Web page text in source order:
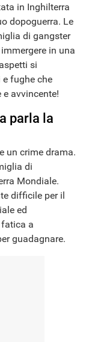
in Inghilterra
dopoguerra. Le
di gangster
in una
si
fughe che
avvincente!
parla la
un crime drama.
di
Mondiale.
difficile per il
ed
a
guadagnare.